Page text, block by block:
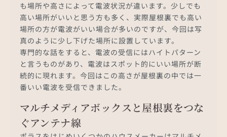
も場所や高さによって電波状況が違います。少しでも
高い場所がいいと思う方も多く、実際屋根裏でも高い
場所の方が電波がいい場合が多いのですが、今回は写
真のように少し下げた場所に設置しています。
専門的な話をすると、電波の受信にはハイトパターン
と言うものがあり、電波はスポット的にいい場所が断
続的に現れます。今回はこの高さが屋根裏の中では一
番いい電波を受信できました。
マルチメディアボックスと屋根裏をつな
ぐアンテナ線